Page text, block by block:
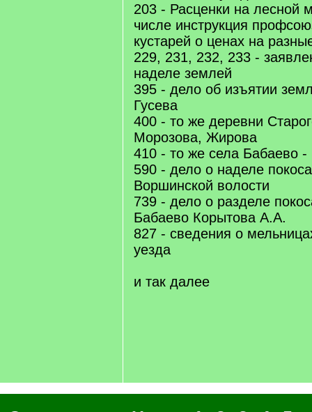
203 - Расценки на лесной
числе инструкция
кустарей о ценах на
229, 231, 232, 233 -
наделе землей
395 - дело об изъятии
Гусева
400 - то же деревни
Морозова, Жирова
410 - то же села Бабаево -
590 - дело о наделе
Воршинской волости
739 - дело о разделе
Бабаево Корытова А.А.
827 - сведения о
уезда
и так далее